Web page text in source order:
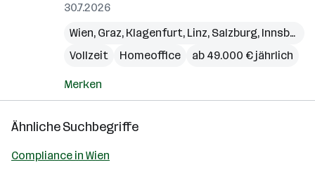
30.7.2026
Wien, Graz, Klagenfurt, Linz, Salzburg, Innsbruck
Vollzeit
Homeoffice ab 49.000 € jährlich
Merken
Ähnliche Suchbegriffe
Compliance in Wien